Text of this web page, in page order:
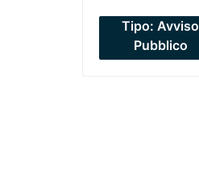
Tipo: Avviso
Pubblico